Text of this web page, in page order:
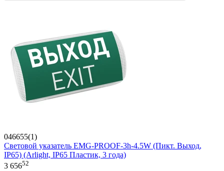
046655(1)
Световой указатель EMG-PROOF-3h-4.5W (Пикт. Выход,
IP65) (Arlight, IP65 Пластик, 3 года)
3 65652